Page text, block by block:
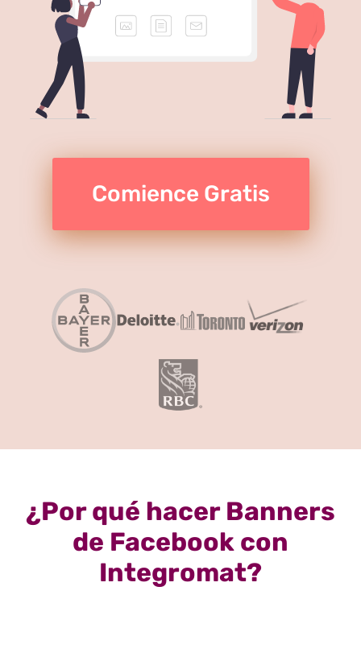
Comience Gratis
¿Por qué hacer Banners
de Facebook con
Integromat?